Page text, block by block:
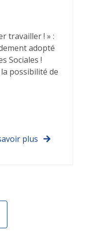
travailler ! » :
adopté
Sociales !
possibilité de
plus